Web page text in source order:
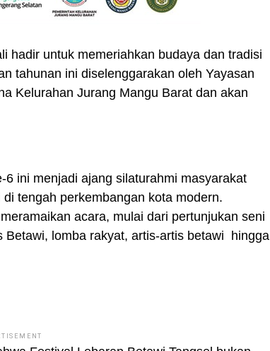
hadir untuk memeriahkan budaya dan tradisi
tahunan ini diselenggarakan oleh Yayasan
Kelurahan Jurang Mangu Barat dan akan
ini menjadi ajang silaturahmi masyarakat
tengah perkembangan kota modern.
acara, mulai dari pertunjukan seni
lomba rakyat, artis-artis betawi hingga